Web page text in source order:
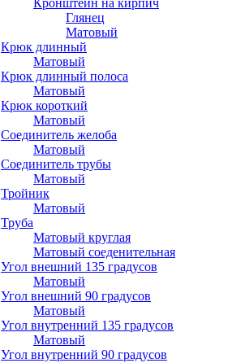
Кронштейн на кирпич
Глянец
Матовый
Крюк длинный
Матовый
Крюк длинный полоса
Матовый
Крюк короткий
Матовый
Соединитель желоба
Матовый
Соединитель трубы
Матовый
Тройник
Матовый
Труба
Матовый круглая
Матовый соеденительная
Угол внешний 135 градусов
Матовый
Угол внешний 90 градусов
Матовый
Угол внутренний 135 градусов
Матовый
Угол внутренний 90 градусов